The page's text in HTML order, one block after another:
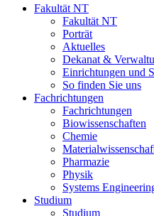
Fakultät NT
Fakultät NT
Porträt
Aktuelles
Dekanat &
Einrichtungen und
So finden Sie uns
Fachrichtungen
Fachrichtungen
Biowissenschaften
Chemie
Pharmazie
Physik
Systems
Studium
Studium